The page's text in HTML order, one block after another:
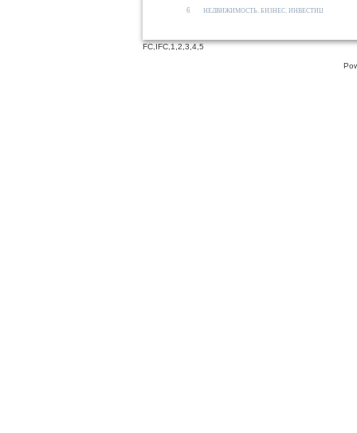
6 НЕДВИЖИМОСТЬ, БИЗНЕС, ИНВЕСТИЦИИ
FC,IFC,1,2,3,4,5